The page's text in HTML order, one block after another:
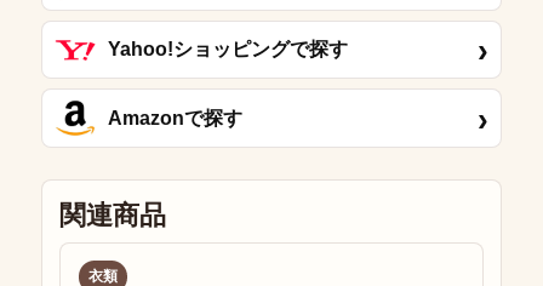
Yahoo!ショッピングで探す ›
Amazonで探す ›
関連商品
衣類